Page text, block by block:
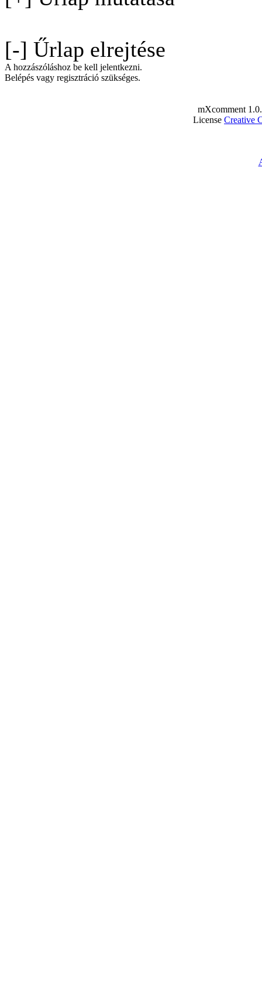
[-] Űrlap elrejtése
A hozzászóláshoz be kell jelentkezni.
Belépés vagy regisztráció szükséges.
mXcomment
License Creative